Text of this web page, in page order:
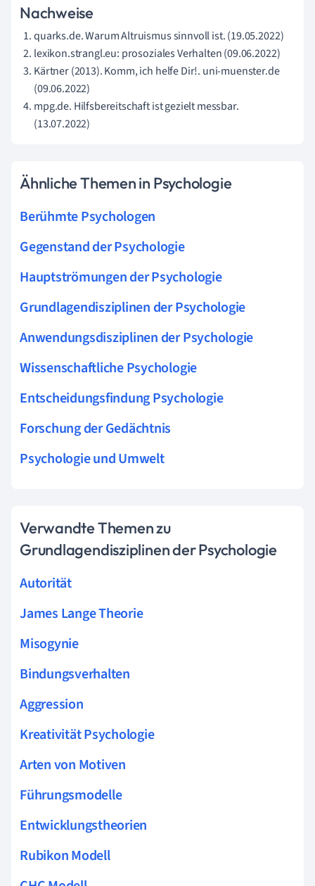
Nachweise
quarks.de. Warum Altruismus sinnvoll ist. (19.05.2022)
lexikon.strangl.eu: prosoziales Verhalten (09.06.2022)
Kärtner (2013). Komm, ich helfe Dir!. uni-muenster.de
(09.06.2022)
mpg.de. Hilfsbereitschaft ist gezielt messbar.
(13.07.2022)
Ähnliche Themen in Psychologie
Berühmte Psychologen
Gegenstand der Psychologie
Hauptströmungen der Psychologie
Grundlagendisziplinen der Psychologie
Anwendungsdisziplinen der Psychologie
Wissenschaftliche Psychologie
Entscheidungsfindung Psychologie
Forschung der Gedächtnis
Psychologie und Umwelt
Verwandte Themen zu
Grundlagendisziplinen der Psychologie
Autorität
James Lange Theorie
Misogynie
Bindungsverhalten
Aggression
Kreativität Psychologie
Arten von Motiven
Führungsmodelle
Entwicklungstheorien
Rubikon Modell